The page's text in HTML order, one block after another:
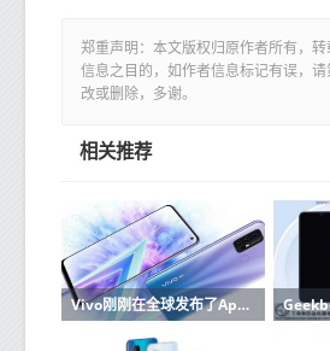
郑重声明：本文版权归原作者所有，
信息之目的，如作者信息标记有误，
改或删除，多谢。
相关推荐
Vivo刚刚在全球发布了Apex 2020智能手机